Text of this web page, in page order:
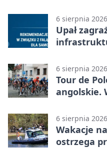
6 sierpnia 2026
Upał
6 sierpnia 2026
Tour de
angolskie.
6 sierpnia 2026
Wakacje
ostrzega